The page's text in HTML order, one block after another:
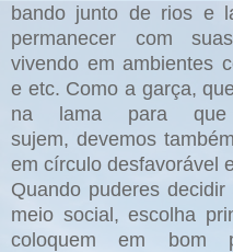
bando junto de rios e
permanecer com
vivendo em ambientes
e etc. Como a garça,
na lama para
sujem, devemos
em círculo desfavorável
Quando puderes
meio social, escolha
coloquem em bom